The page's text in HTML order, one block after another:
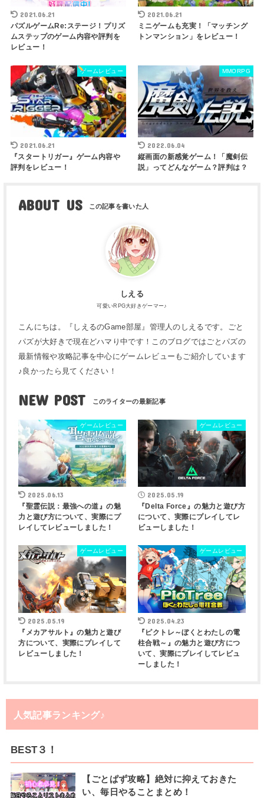
2021.06.21
パズルゲームRe:ステージ！プリズ
ムステップのゲーム内容や評判を
レビュー！
2021.06.21
ミニゲームも充実！「マッチング
トンマンション」をレビュー！
ゲームレビュー
2021.06.21
『スタートリガー』ゲーム内容や
評判をレビュー！
MMORPG
2022.06.04
縦画面の新感覚ゲーム！「魔剣伝
説」ってどんなゲーム？評判は？
ABOUT US
しえる
可愛いRPG大好きゲーマー♪
こんにちは。『しえるのGame部屋』管理人のしえるです。ごと
パズが大好きで現在どハマり中です！このブログではごとパズの
最新情報や攻略記事を中心にゲームレビューもご紹介しています
♪良かったら見てください！
NEW POST
ゲームレビュー
2025.06.13
『聖霊伝説：最強への道』の魅
力と遊び方について、実際にプ
レイしてレビューしました！
ゲームレビュー
2025.05.19
『Delta Force』の魅力と遊び方
について、実際にプレイしてレ
ビューしました！
ゲームレビュー
2025.05.19
『メカアサルト』の魅力と遊び
方について、実際にプレイして
レビューしました！
ゲームレビュー
2025.04.23
『ピクトレ～ぼくとわたしの電
柱合戦～』の魅力と遊び方につ
いて、実際にプレイしてレビュ
ーしました！
人気記事ランキング♪
BEST３！
【ごとぱず攻略】絶対に抑えておきた
い、毎日やることまとめ！